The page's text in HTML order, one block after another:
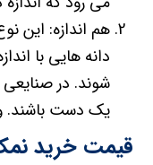
هم اندازه: این
دانه هایی با
شوند. در صنایعی
یک دست باشند. و
قیمت خرید